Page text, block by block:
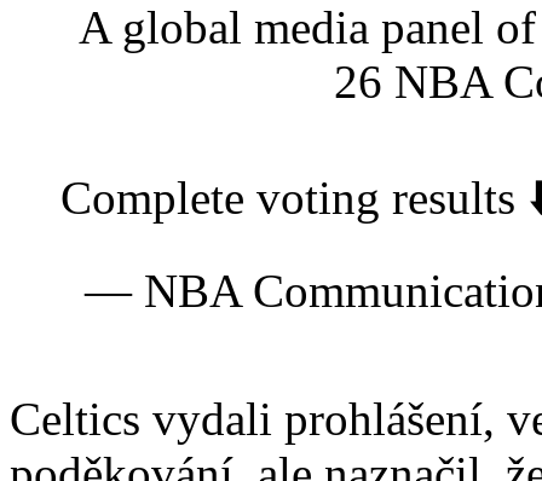
A global media panel
26 NBA
Complete voting results
— NBA
Celtics vydali prohlášení,